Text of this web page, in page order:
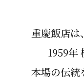
重慶飯店は
1959年
本場の伝統